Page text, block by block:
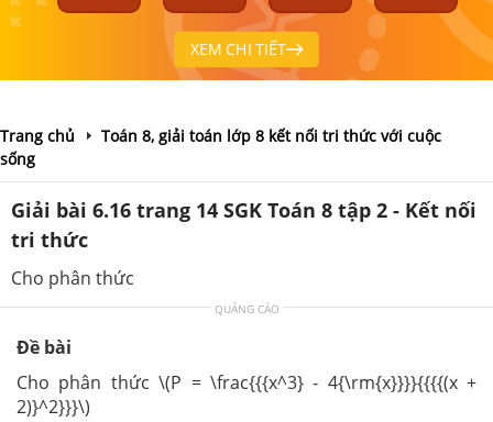
XEM CHI TIẾT
Trang chủ
Toán 8, giải toán lớp 8 kết nối tri thức với cuộc
sống
Giải bài 6.16 trang 14 SGK Toán 8 tập 2 - Kết nối
tri thức
Cho phân thức
QUẢNG CÁO
Đề bài
Cho phân thức \(P = \frac{{{x^3} - 4{\rm{x}}}}{{{{(x +
2)}^2}}}\)